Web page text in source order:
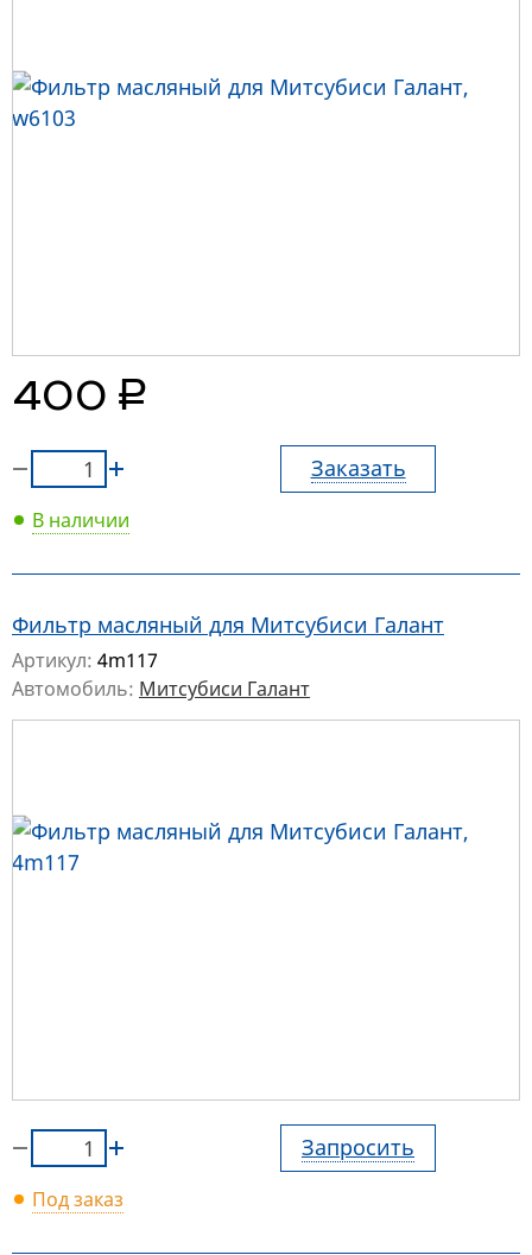
400 руб.
Заказать
В наличии
Фильтр масляный для Митсубиси Галант
Артикул: 4m117
Автомобиль: Митсубиси Галант
Запросить
Под заказ